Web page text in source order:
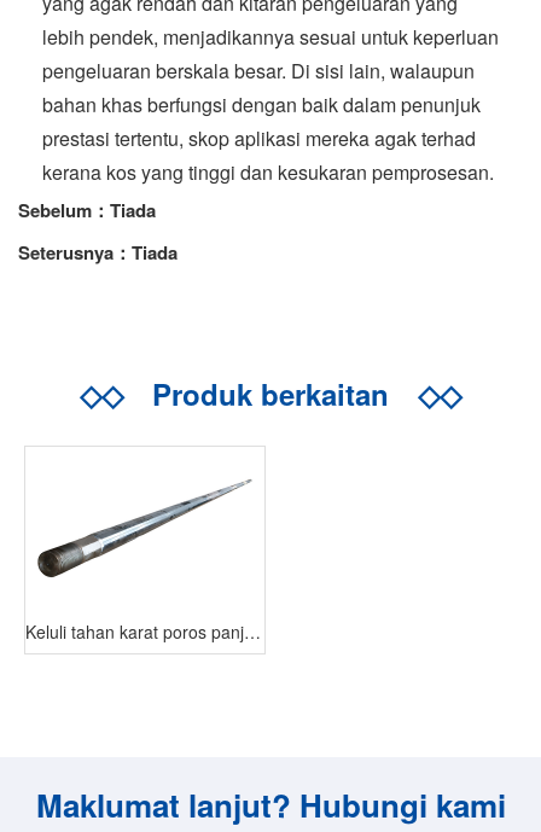
lebih pendek, menjadikannya sesuai untuk keperluan
pengeluaran berskala besar. Di sisi lain, walaupun
bahan khas berfungsi dengan baik dalam penunjuk
prestasi tertentu, skop aplikasi mereka agak terhad
kerana kos yang tinggi dan kesukaran pemprosesan.
Sebelum：Tiada
Seterusnya：Tiada
◇◇Produk berkaitan ◇◇
Keluli tahan karat poros panjang
Maklumat lanjut? Hubungi kami